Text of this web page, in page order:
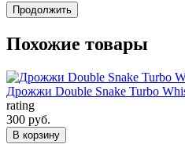
Продолжить
Похожие товары
Дрожжи Double Snake Turbo
rating
300 руб.
В корзину